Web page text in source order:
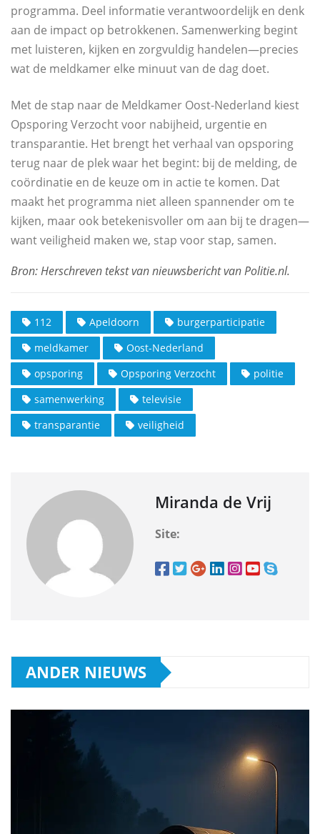
programma. Deel informatie verantwoordelijk en denk
aan de impact op betrokkenen. Samenwerking begint
met luisteren, kijken en zorgvuldig handelen—precies
wat de meldkamer elke minuut van de dag doet.
Met de stap naar de Meldkamer Oost-Nederland kiest
Opsporing Verzocht voor nabijheid, urgentie en
transparantie. Het brengt het verhaal van opsporing
terug naar de plek waar het begint: bij de melding, de
coördinatie en de keuze om in actie te komen. Dat
maakt het programma niet alleen spannender om te
kijken, maar ook betekenisvoller om aan bij te dragen—
want veiligheid maken we, stap voor stap, samen.
112 Apeldoorn
burgerparticipatie
meldkamer
Oost-Nederland
opsporing
Opsporing Verzocht
politie
samenwerking
televisie
transparantie
veiligheid
Miranda de Vrij
Site:
ANDER NIEUWS